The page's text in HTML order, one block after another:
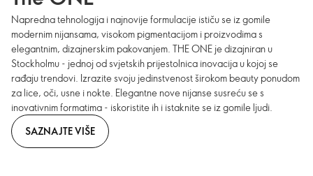
Napredna tehnologija i najnovije formulacije ističu se iz gomile
modernim nijansama, visokom pigmentacijom i proizvodima s
elegantnim, dizajnerskim pakovanjem. THE ONE je dizajniran u
Stockholmu - jednoj od svjetskih prijestolnica inovacija u kojoj se
rađaju trendovi. Izrazite svoju jedinstvenost širokom beauty ponudom
za lice, oči, usne i nokte. Elegantne nove nijanse susreću se s
inovativnim formatima - iskoristite ih i istaknite se iz gomile ljudi.
SAZNAJTE VIŠE